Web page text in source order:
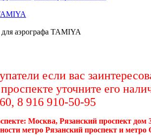
аэрографа TAMIYA
если вас
уточните его
8 916 910-50-95
Москва, Рязанский проспект
метро Рязанский проспект и метро